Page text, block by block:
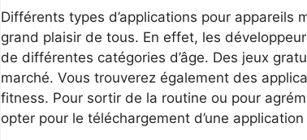
Différents types d’applications pour appareils
grand plaisir de tous. En effet, les
de différentes catégories d’âge. Des jeux
marché. Vous trouverez également des
fitness. Pour sortir de la routine ou pour
opter pour le téléchargement d’une